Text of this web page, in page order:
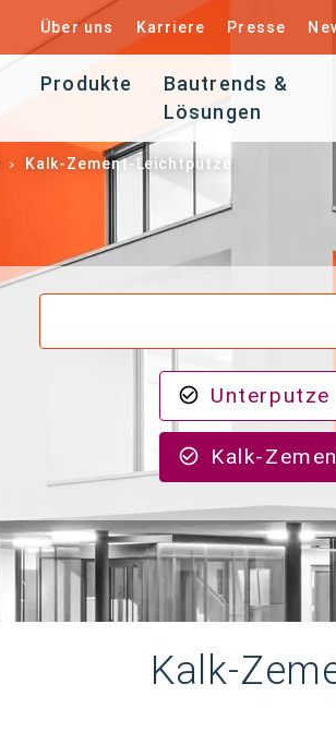
Über uns Karriere Presse
Produkte
Bautrends &
Lösungen
Kalk-Zement-Leichtputze
Unterputze
Kalk-
Kalk-